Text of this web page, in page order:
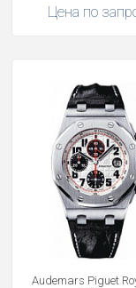
Цена по
Audemars Piguet